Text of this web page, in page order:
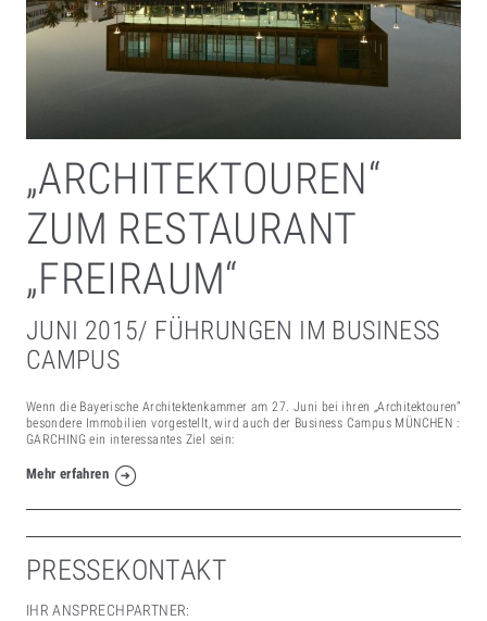
„ARCHITEKTOUREN“
ZUM RESTAURANT
„FREIRAUM“
JUNI 2015/ FÜHRUNGEN IM BUSINESS
CAMPUS
Wenn die Bayerische Architektenkammer am 27. Juni bei ihren „Architektouren“
besondere Immobilien vorgestellt, wird auch der Business Campus MÜNCHEN :
GARCHING ein interessantes Ziel sein:
Mehr erfahren
PRESSEKONTAKT
IHR ANSPRECHPARTNER: